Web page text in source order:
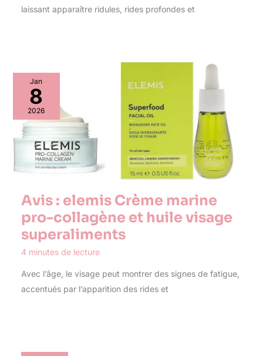
laissant apparaître ridules, rides profondes et
Jan
8
2026
Avis : elemis Crème marine
pro-collagène et huile visage
superaliments
4 minutes de lecture
Avec l’âge, le visage peut montrer des signes de fatigue,
accentués par l’apparition des rides et